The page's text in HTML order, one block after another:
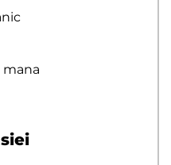
mana